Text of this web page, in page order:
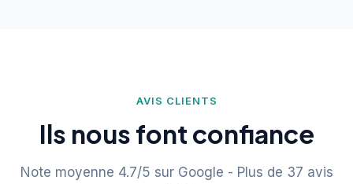
AVIS CLIENTS
Ils nous font confiance
Note moyenne 4.7/5 sur Google - Plus de 37 avis